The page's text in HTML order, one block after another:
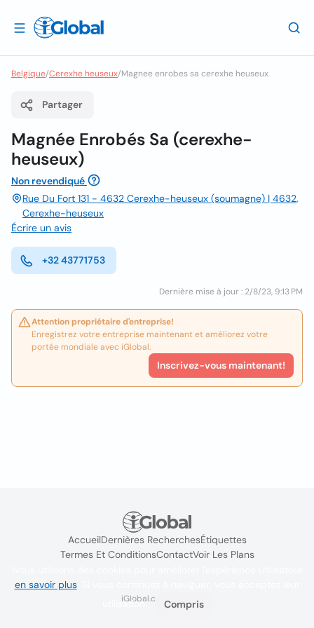
Belgique/Cerexhe heuseux/Magnee enrobes sa cerexhe heuseux
Partager
Magnée Enrobés Sa (cerexhe-
heuseux)
Non revendiqué
Rue Du Fort 131 - 4632 Cerexhe-heuseux (soumagne) | 4632,
Cerexhe-heuseux
Écrire un avis
+32 43771753
Dernière mise à jour : 2/8/23, 9:13 PM
Attention propriétaire d'entreprise!
Enregistrez votre entreprise maintenant et améliorez votre
portée mondiale avec iGlobal.
Inscrivez-vous maintenant!
AccueilDernières RecherchesÉtiquettes
Termes Et ConditionsContactVoir Les Plans
iGlobal.co @ 2024
en savoir plus. Si vous continuez à naviguer, vous acceptez leur
utilisation.
Compris